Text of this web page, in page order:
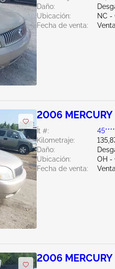
Daño:
Ubicación:
NC -
Fecha de venta:
2006
Ít #:
Kilometraje:
Daño:
Ubicación:
OH -
Fecha de venta:
2006